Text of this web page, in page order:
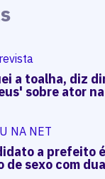
a toalha, diz
sobre ator
NA NET
a prefeito
de sexo com